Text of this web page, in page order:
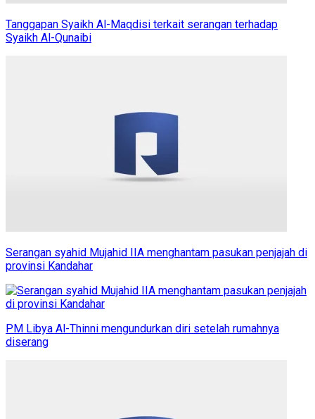
Tanggapan Syaikh Al-Maqdisi terkait serangan terhadap
Syaikh Al-Qunaibi
Serangan syahid Mujahid IIA menghantam pasukan penjajah di
provinsi Kandahar
PM Libya Al-Thinni mengundurkan diri setelah rumahnya
diserang